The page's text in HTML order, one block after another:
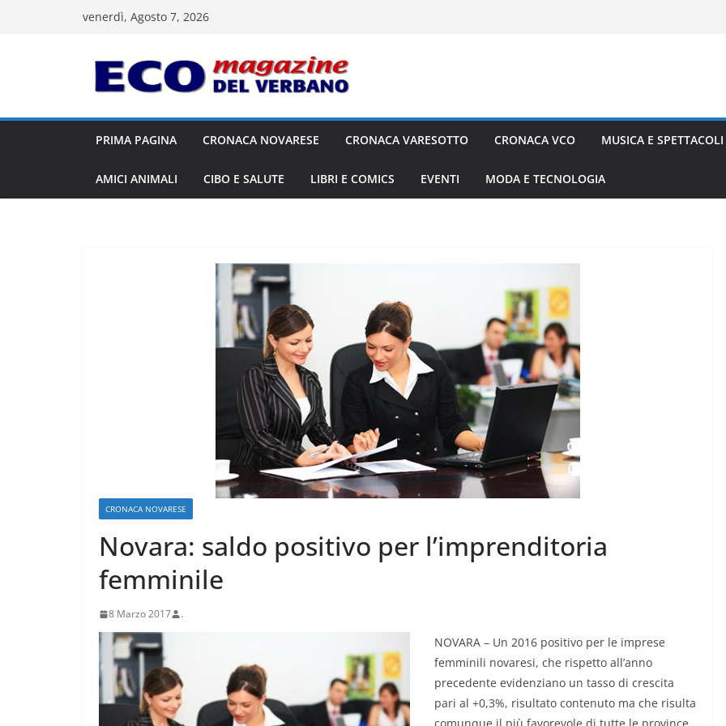
venerdì, Agosto 7, 2026
PRIMA PAGINA CRONACA NOVARESE CRONACA VARESOTTO CRONACA VCO MUSICA E SPETTACOLI
AMICI ANIMALI CIBO E SALUTE LIBRI E COMICS EVENTI MODA E TECNOLOGIA
CRONACA NOVARESE
Novara: saldo positivo per l’imprenditoria
femminile
8 Marzo 2017 .
NOVARA – Un 2016 positivo per le imprese
femminili novaresi, che rispetto all’anno
precedente evidenziano un tasso di crescita
pari al +0,3%, risultato contenuto ma che risulta
CRONACA VARESOTTO
Più impresa, più crescita
MODA E TECNOLOGIA
6 Agosto 2026 .